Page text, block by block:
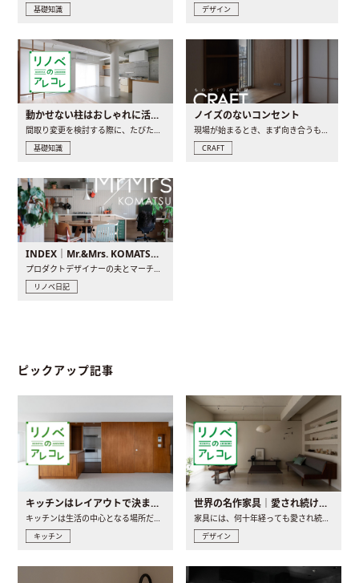
基礎知識 デザイン
動かせない柱はおしゃれに活用！柱を魅せるリノベーション(リノベ)4選
間取り変更を検討する際に、たびたび皆さんの頭を悩ませる動か..
基礎知識
ノイズのないコンセント
現場が始まるとき、まず向き合うものの一つがコンセントです..
CRAFT
INDEX｜Mr.&Mrs. KOMATSU renovation diary
プロダクトデザイナーの夫とマーチャンダイザーの妻が、夫婦で..
リノベ日記
ピックアップ記事
キッチンはレイアウトで決まる。後悔しないための考え方と選び方
キッチンは生活の中心となる場所だからこそ、家の中のどこに置..
キッチン
世界の名作家具｜愛され続ける理由と一生モノとの出会い方
家具には、何十年経っても愛され続ける「名作」と呼ばれるもの..
デザイン